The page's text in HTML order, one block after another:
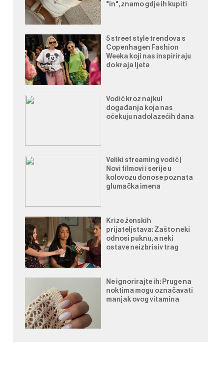
"in", znamo gdje ih kupiti
5 street style trendova s
Copenhagen Fashion
Weeka koji nas inspiriraju
do kraja ljeta
Vodič kroz najkul
događanja koja nas
očekuju nadolazećih dana
Veliki streaming vodič |
Novi filmovi i serije u
kolovozu donose poznata
glumačka imena
Krize ženskih
prijateljstava: Zašto neki
odnosi puknu, a neki
ostave neizbrisiv trag
Ne ignorirajte ih: Pruge na
noktima mogu označavati
manjak ovog vitamina